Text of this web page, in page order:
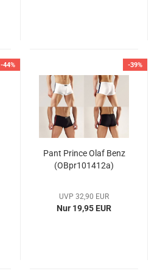
-44% -39%
Pant Prince Olaf Benz
(OBpr101412a)
UVP 32,90 EUR
Nur 19,95 EUR